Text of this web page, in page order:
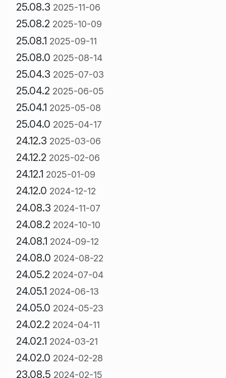
25.08.3 2025-11-06
25.08.2 2025-10-09
25.08.1 2025-09-11
25.08.0 2025-08-14
25.04.3 2025-07-03
25.04.2 2025-06-05
25.04.1 2025-05-08
25.04.0 2025-04-17
24.12.3 2025-03-06
24.12.2 2025-02-06
24.12.1 2025-01-09
24.12.0 2024-12-12
24.08.3 2024-11-07
24.08.2 2024-10-10
24.08.1 2024-09-12
24.08.0 2024-08-22
24.05.2 2024-07-04
24.05.1 2024-06-13
24.05.0 2024-05-23
24.02.2 2024-04-11
24.02.1 2024-03-21
24.02.0 2024-02-28
23.08.5 2024-02-15